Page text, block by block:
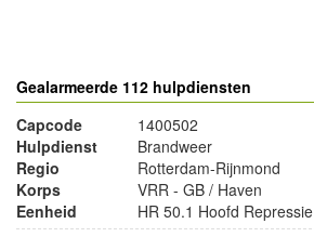
Gealarmeerde 112 hulpdiensten
Capcode
1400502
Hulpdienst
Brandweer
Regio
Rotterdam-Rijnmond
Korps
VRR - GB / Haven
Eenheid
HR 50.1 Hoofd Repressie